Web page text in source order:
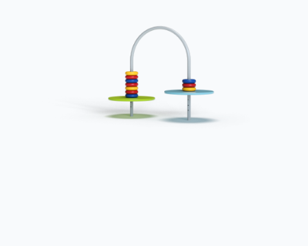
Детские игровые площадки
Комплексы для лазания
3 категории